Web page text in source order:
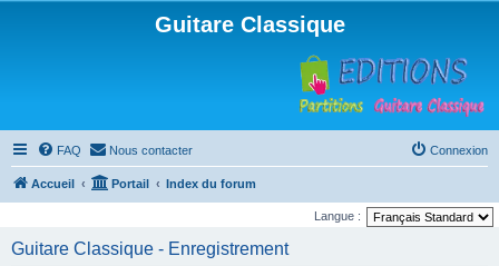
Guitare Classique
FAQ Nous contacter Connexion
Accueil Portail Index du forum
Langue :
Guitare Classique - Enregistrement